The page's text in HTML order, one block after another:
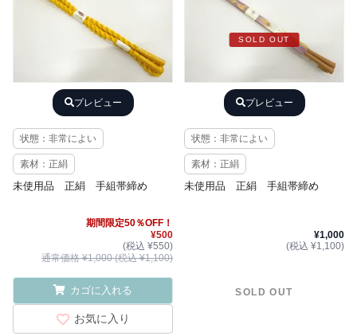
プレビュー
状態：非常によい
素材：正絹
未使用品 正絹 手組帯締め
期間限定50％OFF！
¥500
(税込 ¥550)
通常価格 ¥1,000 (税込 ¥1,100)
カゴに入れる
お気に入り
SOLD OUT
プレビュー
状態：非常によい
素材：正絹
未使用品 正絹 手組帯締め
¥1,000
(税込 ¥1,100)
SOLD OUT